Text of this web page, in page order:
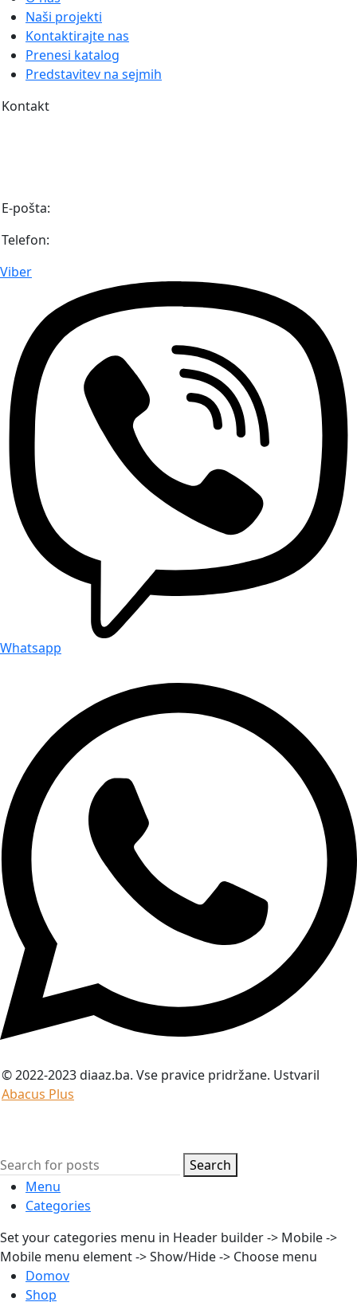
Naši projekti
Kontaktirajte nas
Prenesi katalog
Predstavitev na sejmih
Kontakt
E-pošta:
Telefon:
Viber
Whatsapp
© 2022-2023 diaaz.ba. Vse pravice pridržane. Ustvaril
Abacus Plus
Search
Menu
Categories
Set your categories menu in Header builder -> Mobile ->
Mobile menu element -> Show/Hide -> Choose menu
Domov
Shop